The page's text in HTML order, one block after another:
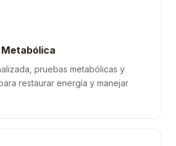
pruebas metabólicas y
restaurar energía y manejar